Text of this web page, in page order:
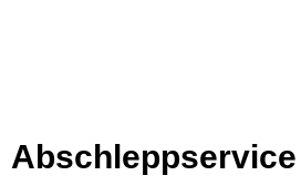
Abschleppservice